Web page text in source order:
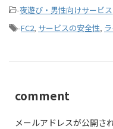
-夜遊び・男性向けサービス
-FC2, サービスの安全性,
comment
メールアドレスが公開さ